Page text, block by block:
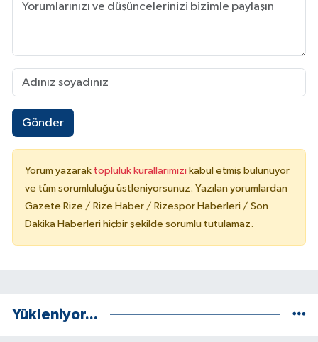
Gönder
Yorum yazarak topluluk kurallarımızı kabul etmiş bulunuyor
ve tüm sorumluluğu üstleniyorsunuz. Yazılan yorumlardan
Gazete Rize / Rize Haber / Rizespor Haberleri / Son
Dakika Haberleri hiçbir şekilde sorumlu tutulamaz.
Yükleniyor...